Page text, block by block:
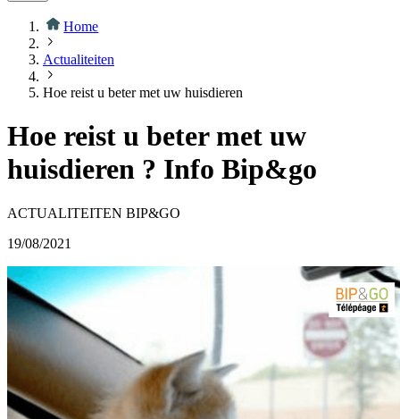
Home
Actualiteiten
Hoe reist u beter met uw huisdieren
Hoe reist u beter met uw
huisdieren ? Info Bip&go
ACTUALITEITEN BIP&GO
19/08/2021